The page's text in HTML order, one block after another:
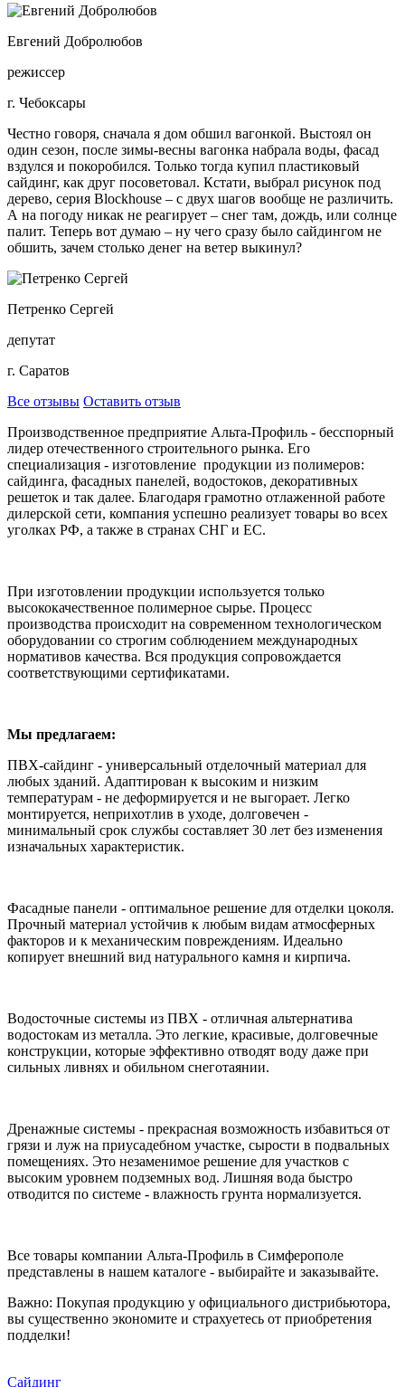
Евгений Добролюбов
режиссер
г. Чебоксары
Честно говоря, сначала я дом обшил вагонкой. Выстоял он
один сезон, после зимы-весны вагонка набрала воды, фасад
вздулся и покоробился. Только тогда купил пластиковый
сайдинг, как друг посоветовал. Кстати, выбрал рисунок под
дерево, серия Blockhouse – с двух шагов вообще не различить.
А на погоду никак не реагирует – снег там, дождь, или солнце
палит. Теперь вот думаю – ну чего сразу было сайдингом не
обшить, зачем столько денег на ветер выкинул?
Петренко Сергей
депутат
г. Саратов
Все отзывы Оставить отзыв
Производственное предприятие Альта-Профиль - бесспорный
лидер отечественного строительного рынка. Его
специализация - изготовление продукции из полимеров:
сайдинга, фасадных панелей, водостоков, декоративных
решеток и так далее. Благодаря грамотно отлаженной работе
дилерской сети, компания успешно реализует товары во всех
уголках РФ, а также в странах СНГ и ЕС.
При изготовлении продукции используется только
высококачественное полимерное сырье. Процесс
производства происходит на современном технологическом
оборудовании со строгим соблюдением международных
нормативов качества. Вся продукция сопровождается
соответствующими сертификатами.
Мы предлагаем:
ПВХ-сайдинг - универсальный отделочный материал для
любых зданий. Адаптирован к высоким и низким
температурам - не деформируется и не выгорает. Легко
монтируется, неприхотлив в уходе, долговечен -
минимальный срок службы составляет 30 лет без изменения
изначальных характеристик.
Фасадные панели - оптимальное решение для отделки цоколя.
Прочный материал устойчив к любым видам атмосферных
факторов и к механическим повреждениям. Идеально
копирует внешний вид натурального камня и кирпича.
Водосточные системы из ПВХ - отличная альтернатива
водостокам из металла. Это легкие, красивые, долговечные
конструкции, которые эффективно отводят воду даже при
сильных ливнях и обильном снеготаянии.
Дренажные системы - прекрасная возможность избавиться от
грязи и луж на приусадебном участке, сырости в подвальных
помещениях. Это незаменимое решение для участков с
высоким уровнем подземных вод. Лишняя вода быстро
отводится по системе - влажность грунта нормализуется.
Все товары компании Альта-Профиль в Симферополе
представлены в нашем каталоге - выбирайте и заказывайте.
Важно: Покупая продукцию у официального дистрибьютора,
вы существенно экономите и страхуетесь от приобретения
подделки!
Сайдинг